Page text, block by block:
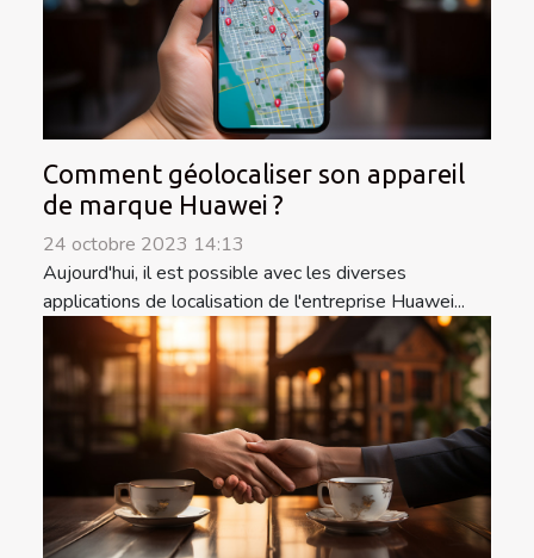
Comment géolocaliser son appareil
de marque Huawei ?
24 octobre 2023 14:13
Aujourd'hui, il est possible avec les diverses
applications de localisation de l'entreprise Huawei...